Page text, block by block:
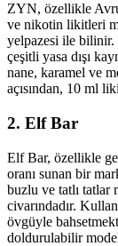
ZYN, özellikle
ve nikotin likitleri
yelpazesi ile bilinir.
çeşitli yasa dışı
nane, karamel ve
açısından, 10 ml
2. Elf Bar
Elf Bar, özellikle
oranı sunan bir
buzlu ve tatlı tatlar
civarındadır.
övgüyle
doldurulabilir